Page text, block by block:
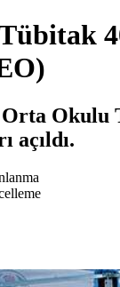
Orta Okulu
açıldı.